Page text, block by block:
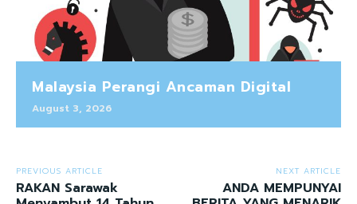
Malaysia Perangi Ancaman Digital
August 3, 2026
PREVIOUS ARTICLE
RAKAN Sarawak
NEXT ARTICLE
ANDA MEMPUNYAI